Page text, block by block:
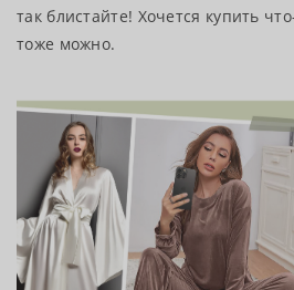
так блистайте! Хочется купить
тоже можно.